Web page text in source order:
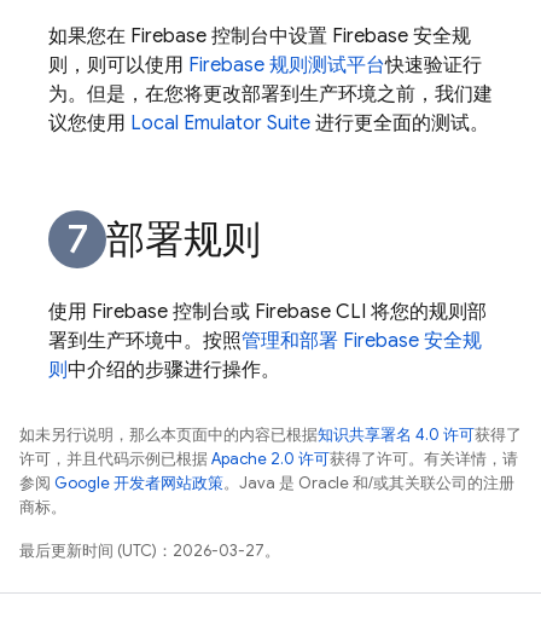
如果您在 Firebase 控制台中设置 Firebase 安全规
则，则可以使用 Firebase 规则测试平台快速验证行
为。但是，在您将更改部署到生产环境之前，我们建
议您使用 Local Emulator Suite 进行更全面的测试。
部署规则
使用 Firebase 控制台或 Firebase CLI 将您的规则部
署到生产环境中。按照管理和部署 Firebase 安全规
则中介绍的步骤进行操作。
如未另行说明，那么本页面中的内容已根据知识共享署名 4.0 许可获得了
许可，并且代码示例已根据Apache 2.0 许可获得了许可。有关详情，请
参阅 Google 开发者网站政策。Java 是 Oracle 和/或其关联公司的注册
商标。
最后更新时间 (UTC)：2026-03-27。